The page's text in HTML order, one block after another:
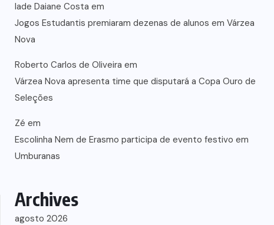
lade Daiane Costa em
Jogos Estudantis premiaram dezenas de alunos em Várzea
Nova
Roberto Carlos de Oliveira em
Várzea Nova apresenta time que disputará a Copa Ouro de
Seleções
Zé em
Escolinha Nem de Erasmo participa de evento festivo em
Umburanas
Archives
agosto 2026